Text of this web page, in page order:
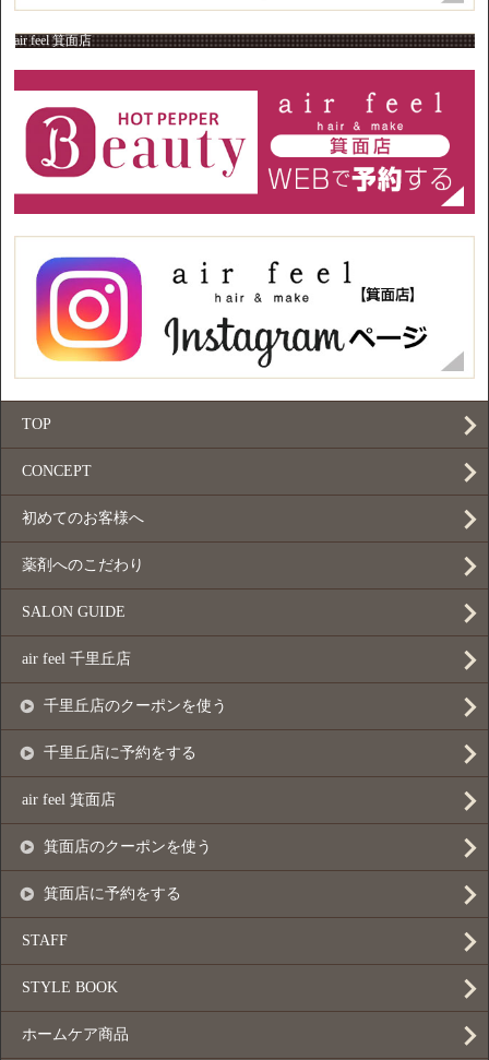
air feel 箕面店
TOP
CONCEPT
初めてのお客様へ
薬剤へのこだわり
SALON GUIDE
air feel 千里丘店
千里丘店のクーポンを使う
千里丘店に予約をする
air feel 箕面店
箕面店のクーポンを使う
箕面店に予約をする
STAFF
STYLE BOOK
ホームケア商品